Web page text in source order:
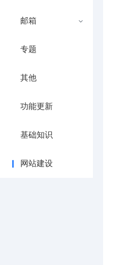
邮箱
专题
其他
功能更新
基础知识
网站建设